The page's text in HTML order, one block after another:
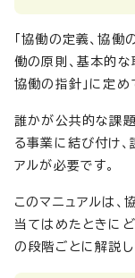
「協働の定義、協
働の原則、基本的な
協働の指針」に定め
誰かが公共的な課
る事業に結び付け
アルが必要です。
このマニュアルは、
当てはめたときに
の段階ごとに解説し